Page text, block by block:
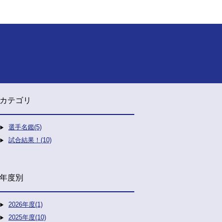
カテゴリ
選手名鑑(5)
試合結果！(10)
年度別
2026年度(1)
2025年度(10)